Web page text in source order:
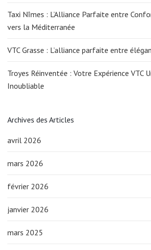
Taxi Nîmes : L’Alliance Parfaite entre
vers la Méditerranée
VTC Grasse : L’alliance parfaite entre
Troyes Réinventée : Votre Expérience VTC
Inoubliable
Archives des Articles
avril 2026
mars 2026
février 2026
janvier 2026
mars 2025